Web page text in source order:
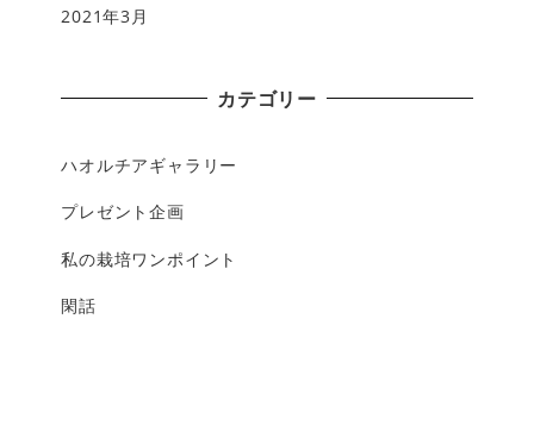
2021年3月
カテゴリー
ハオルチアギャラリー
プレゼント企画
私の栽培ワンポイント
閑話